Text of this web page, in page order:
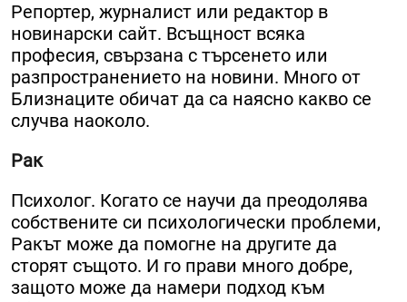
Репортер, журналист или редактор в
новинарски сайт. Всъщност всяка
професия, свързана с търсенето или
разпространението на новини. Много от
Близнаците обичат да са наясно какво се
случва наоколо.
Рак
Психолог. Когато се научи да преодолява
собствените си психологически проблеми,
Ракът може да помогне на другите да
сторят същото. И го прави много добре,
защото може да намери подход към